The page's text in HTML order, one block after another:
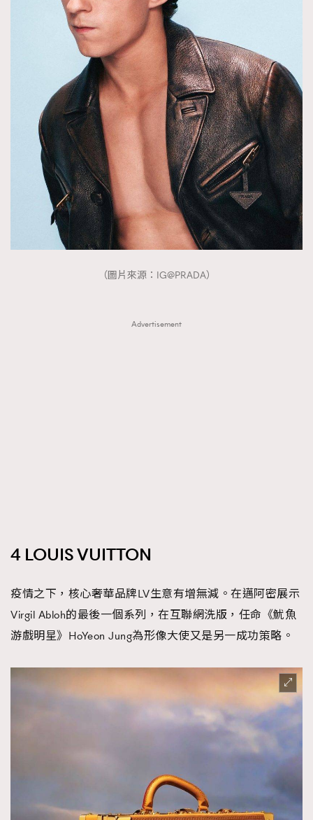
（圖片來源：IG@PRADA）
Advertisement
4 LOUIS VUITTON
疫情之下，核心奢華品牌LV生意有增無減。在邁阿密展示
Virgil Abloh的最後一個系列，在互聯網洗版，任命《魷魚
游戲明星》HoYeon Jung為形像大使又是另一成功策略。